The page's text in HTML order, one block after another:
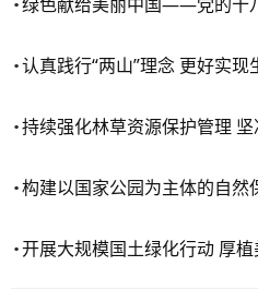
认真践行“两山”理念 更好实现
开展大规模国土绿化行动 厚